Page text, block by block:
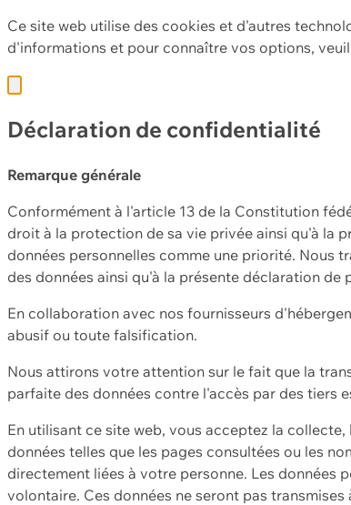
Ce site web utilise des cookies et d'autres
d'informations et pour connaître vos options,
Déclaration de confidentialité
Remarque générale
Conformément à l'article 13 de la Constitution
droit à la protection de sa vie privée ainsi qu'à la
données personnelles comme une priorité. Nous
des données ainsi qu'à la présente déclaration de
En collaboration avec nos fournisseurs
abusif ou toute falsification.
Nous attirons votre attention sur le fait que la
parfaite des données contre l'accès par des tiers
En utilisant ce site web, vous acceptez la
données telles que les pages consultées ou les
directement liées à votre personne. Les données
volontaire. Ces données ne seront pas